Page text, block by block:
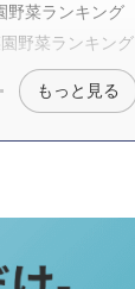
野菜ランキング
野菜ランキング
もっと見る